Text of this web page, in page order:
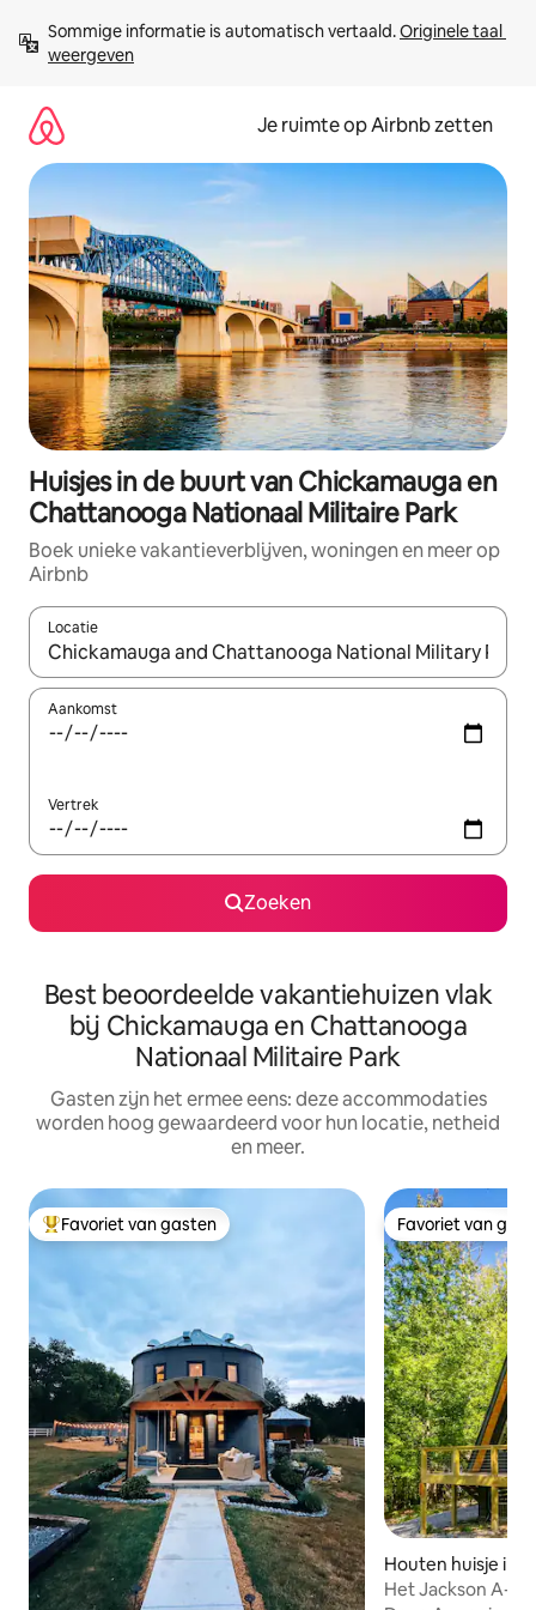
direct
naar
Sommige informatie is automatisch vertaald. Originele taal
weergeven
Je ruimte op Airbnb zetten
Huisjes in de buurt van Chickamauga en
Chattanooga Nationaal Militaire Park
Boek unieke vakantieverblijven, woningen en meer op
Airbnb
Locatie
Wanneer er suggesties beschikbaar zijn, maak je een keuze
Aankomst
Vertrek
Zoeken
Best beoordeelde vakantiehuizen vlak
bij Chickamauga en Chattanooga
Nationaal Militaire Park
Gasten zijn het ermee eens: deze accommodaties
worden hoog gewaardeerd voor hun locatie, netheid
en meer.
Topfavoriet van gasten
Favoriet van gasten Favoriet van
Favoriet van
Houten huisje in
Het Jackson A-